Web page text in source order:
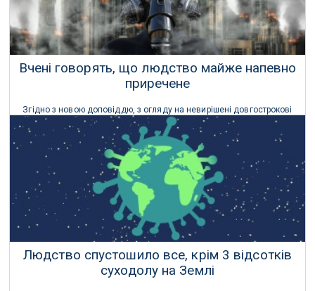
Вчені говорять, що людство майже напевно
приречене
Згідно з новою доповіддю, з огляду на невирішені довгострокові
проблеми, пов'язані зі зміною клімату і втратою біорізноманіття,
людство цілком може бути приречене.
27 Квітня 2021 р.
Людство спустошило все, крім 3 відсотків
суходолу на Землі